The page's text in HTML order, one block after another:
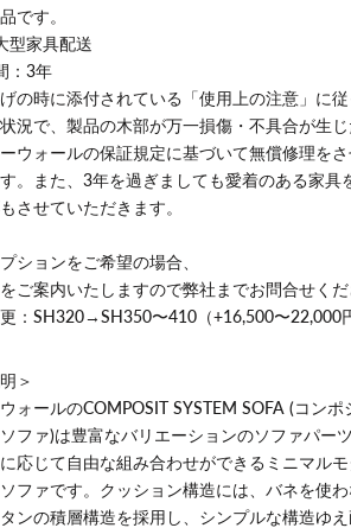
です。
型家具配送
：3年
の時に添付されている「使用上の注意」に
況で、製品の木部が万一損傷・不具合が生
ウォールの保証規定に基づいて無償修理を
。また、3年を過ぎましても愛着のある家具
させていただきます。
ションをご希望の場合、
ご案内いたしますので弊社までお問合せくだ
更：SH320→SH350〜410 （+16,500〜22,000
＞
ォールのCOMPOSIT SYSTEM SOFA (コンポ
ファ)は豊富なバリエーションのソファパー
応じて自由な組み合わせができる ミニマル
ファです。 クッション構造には、バネを使
ンの積層構造を採用し、シンプルな構造ゆ